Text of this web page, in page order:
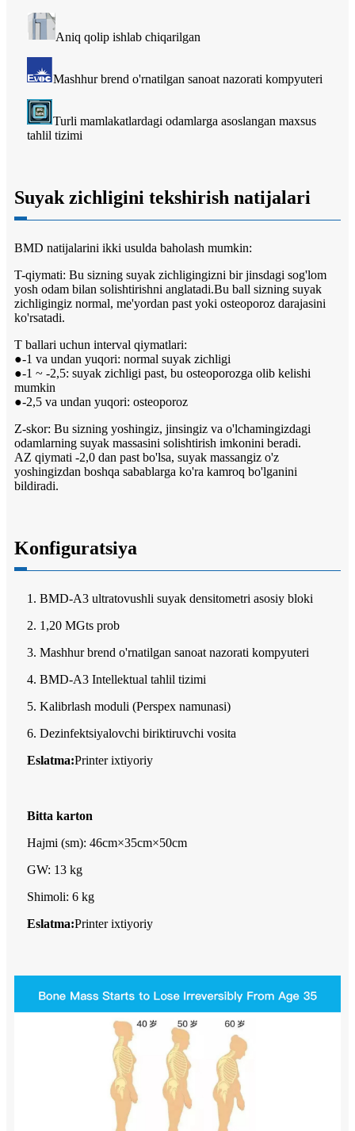
Aniq qolip ishlab chiqarilgan
Mashhur brend o'rnatilgan sanoat nazorati kompyuteri
Turli mamlakatlardagi odamlarga asoslangan maxsus
tahlil tizimi
Suyak zichligini tekshirish natijalari
BMD natijalarini ikki usulda baholash mumkin:
T-qiymati: Bu sizning suyak zichligingizni bir jinsdagi sog'lom
yosh odam bilan solishtirishni anglatadi.Bu ball sizning suyak
zichligingiz normal, me'yordan past yoki osteoporoz darajasini
ko'rsatadi.
T ballari uchun interval qiymatlari:
●-1 va undan yuqori: normal suyak zichligi
●-1 ~ -2,5: suyak zichligi past, bu osteoporozga olib kelishi
mumkin
●-2,5 va undan yuqori: osteoporoz
Z-skor: Bu sizning yoshingiz, jinsingiz va o'lchamingizdagi
odamlarning suyak massasini solishtirish imkonini beradi.
AZ qiymati -2,0 dan past bo'lsa, suyak massangiz o'z
yoshingizdan boshqa sabablarga ko'ra kamroq bo'lganini
bildiradi.
Konfiguratsiya
1. BMD-A3 ultratovushli suyak densitometri asosiy bloki
2. 1,20 MGts prob
3. Mashhur brend o'rnatilgan sanoat nazorati kompyuteri
4. BMD-A3 Intellektual tahlil tizimi
5. Kalibrlash moduli (Perspex namunasi)
6. Dezinfektsiyalovchi biriktiruvchi vosita
Eslatma:Printer ixtiyoriy
Bitta karton
Hajmi (sm): 46cm×35cm×50cm
GW: 13 kg
Shimoli: 6 kg
Eslatma:Printer ixtiyoriy